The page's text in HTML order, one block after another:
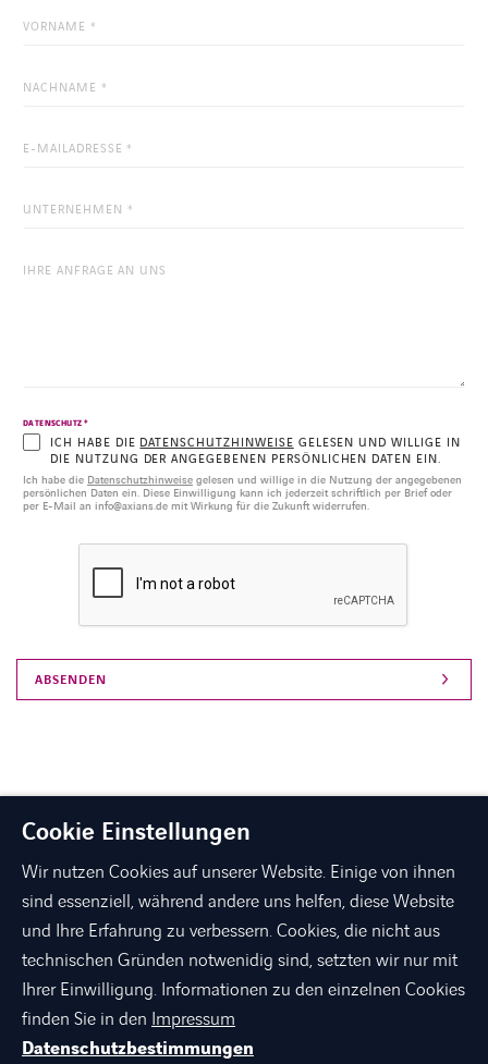
und
sollte
DATENSCHUTZ *
ICH HABE DIE DATENSCHUTZHINWEISE GELESEN UND WILLIGE IN
DIE NUTZUNG DER ANGEGEBENEN PERSÖNLICHEN DATEN EIN.
Ich habe die Datenschutzhinweise gelesen und willige in die Nutzung der angegebenen
persönlichen Daten ein. Diese Einwilligung kann ich jederzeit schriftlich per Brief oder
per E-Mail an info@axians.de mit Wirkung für die Zukunft widerrufen.
linkedin
xing facebookinstagramyoutube
Cookie Einstellungen
Wir nutzen Cookies auf unserer Website. Einige von ihnen
sind essenziell, während andere uns helfen, diese Website
und Ihre Erfahrung zu verbessern. Cookies, die nicht aus
technischen Gründen notwenidig sind, setzten wir nur mit
Ihrer Einwilligung. Informationen zu den einzelnen Cookies
finden Sie in den Impressum
Datenschutzbestimmungen